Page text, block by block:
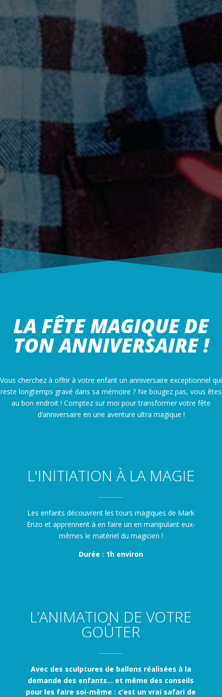
LA FÊTE MAGIQUE DE
TON ANNIVERSAIRE !
Vous cherchez à offrir à votre enfant un anniversaire exceptionnel qui
reste longtemps gravé dans sa mémoire ? Ne bougez pas, vous êtes
au bon endroit ! Comptez sur moi pour transformer votre fête
d’anniversaire en une aventure ultra magique !
L'INITIATION À LA MAGIE
Les enfants découvrent les tours magiques de Mark
Enzo et apprennent à en faire un en manipulant eux-
mêmes le matériel du magicien !
Durée : 1h environ
L’ANIMATION DE VOTRE
GOÛTER
Avec des sculptures de ballons réalisées à la
demande des enfants… et même des conseils
pour les faire soi-même : c’est un vrai safari de